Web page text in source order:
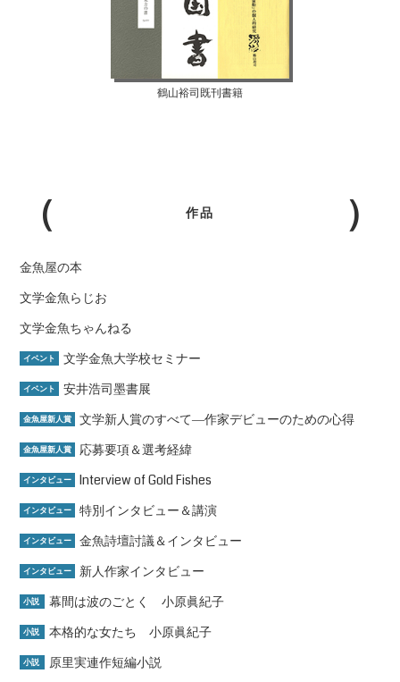
鶴山裕司既刊書籍
作品
金魚屋の本
文学金魚らじお
文学金魚ちゃんねる
イベント 文学金魚大学校セミナー
イベント 安井浩司墨書展
金魚屋新人賞 文学新人賞のすべて―作家デビューのための心得
金魚屋新人賞 応募要項＆選考経緯
インタビュー Interview of Gold Fishes
インタビュー 特別インタビュー＆講演
インタビュー 金魚詩壇討議＆インタビュー
インタビュー 新人作家インタビュー
小説 幕間は波のごとく 小原眞紀子
小説 本格的な女たち 小原眞紀子
小説 原里実連作短編小説